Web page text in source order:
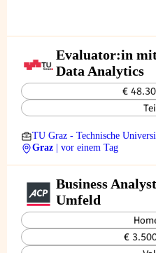
Evaluator:in
Data Analytics
€
TU Graz - Technische
Graz
| vor einem Tag
Business
Umfeld
€